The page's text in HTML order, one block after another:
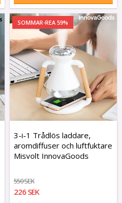
SOMMAR-REA 59%
3-i-1 Trådlös laddare,
aromdiffuser och luftfuktare
Misvolt InnovaGoods
550 SEK
226 SEK